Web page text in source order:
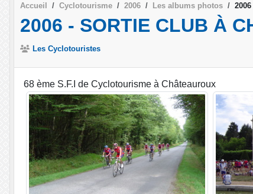
Accueil Cyclotourisme 2006 Les albums photos
2006 - SORTIE CLUB À
Les Cyclotouristes
68 ème S.F.I de Cyclotourisme à Châteauroux